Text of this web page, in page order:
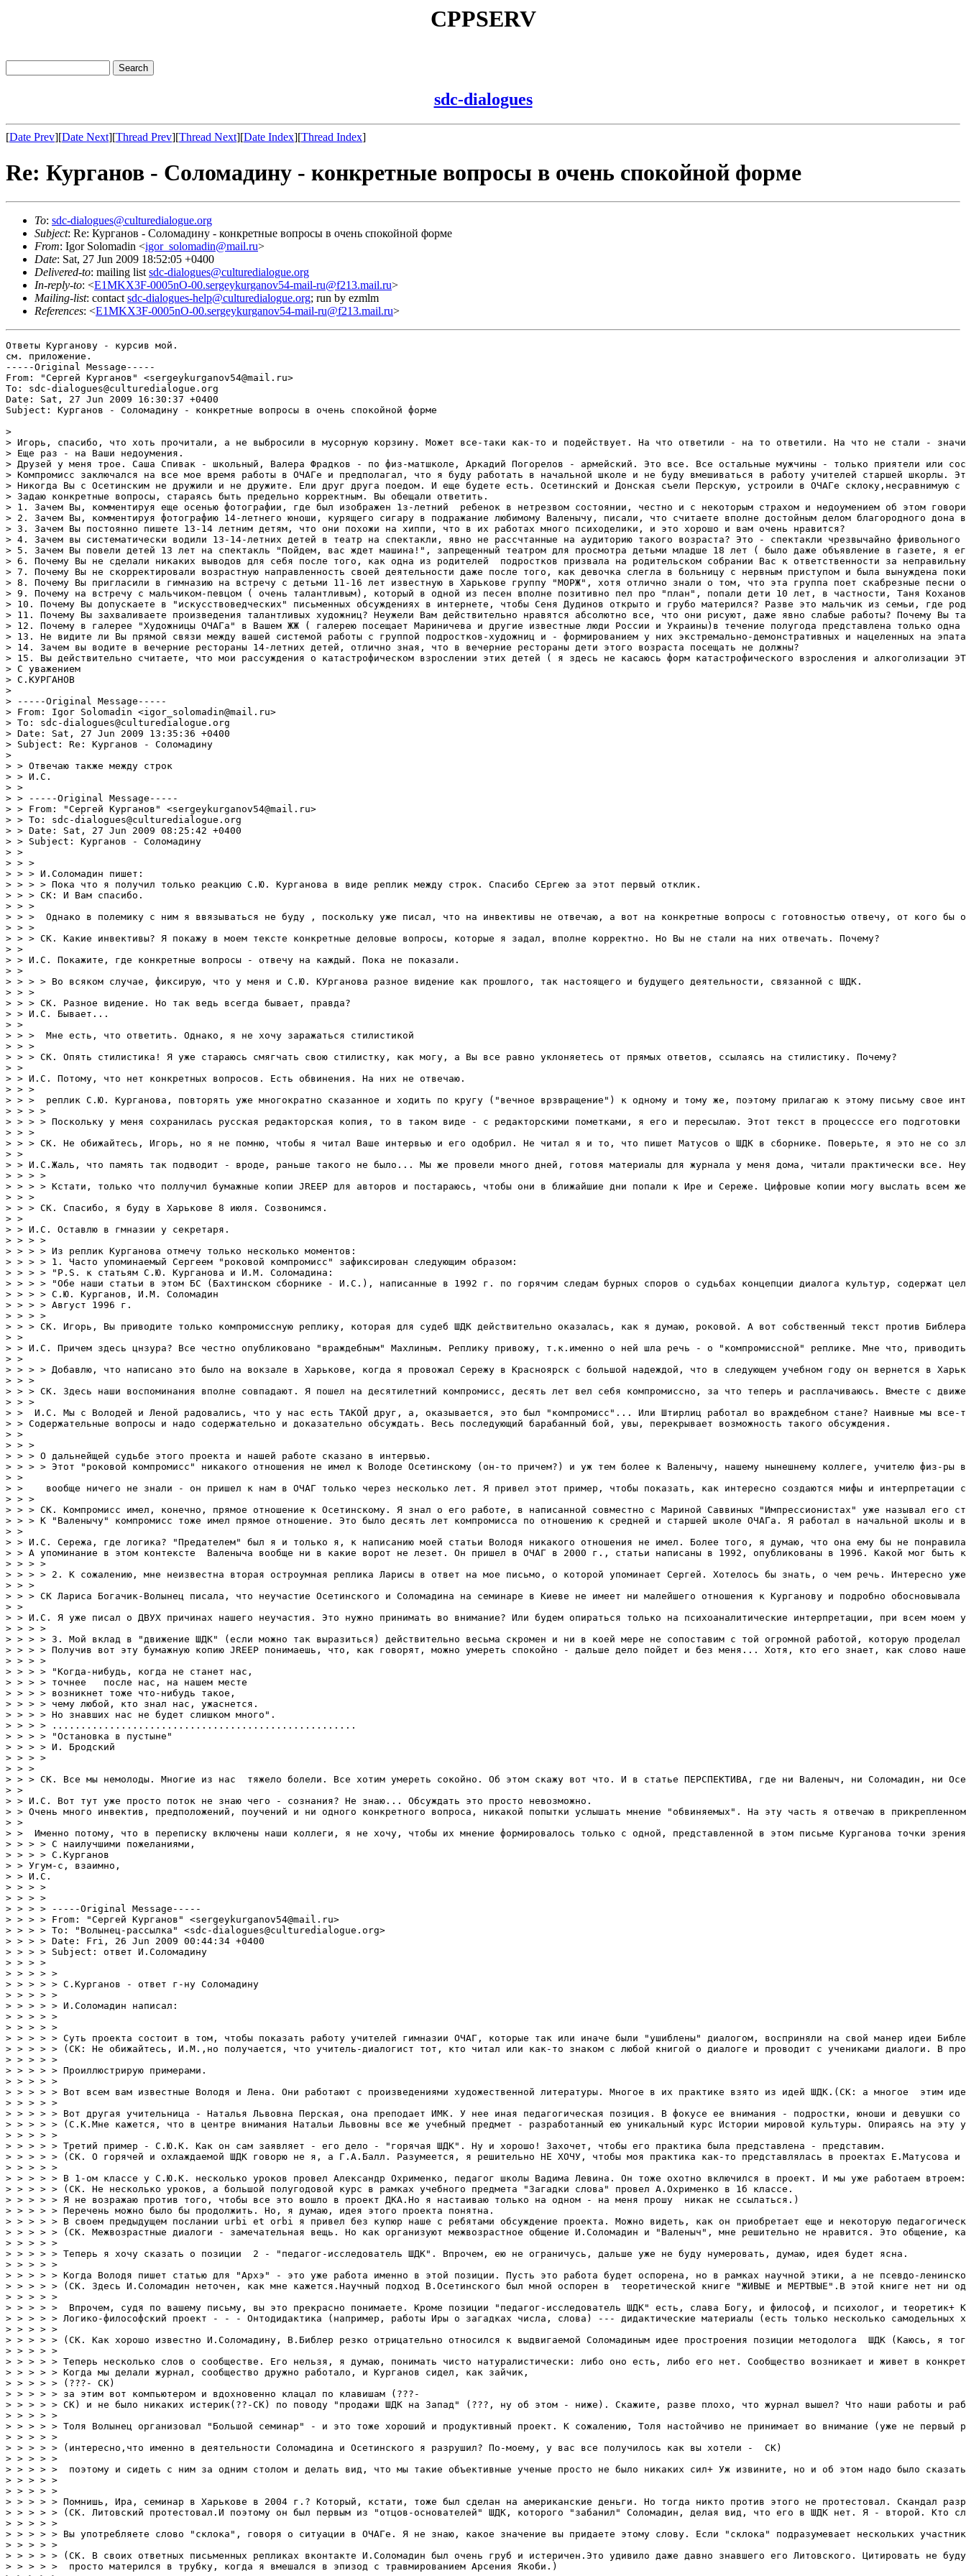
CPPSERV
sdc-dialogues
[Date Prev][Date Next][Thread Prev][Thread Next][Date Index][Thread Index]
Re: Курганов - Соломадину - конкретные вопросы в очень спокойной форме
To: sdc-dialogues@culturedialogue.org
Subject: Re: Курганов - Соломадину - конкретные вопросы в очень спокойной форме
From: Igor Solomadin <igor_solomadin@mail.ru>
Date: Sat, 27 Jun 2009 18:52:05 +0400
Delivered-to: mailing list sdc-dialogues@culturedialogue.org
In-reply-to: <E1MKX3F-0005nO-00.sergeykurganov54-mail-ru@f213.mail.ru>
Mailing-list: contact sdc-dialogues-help@culturedialogue.org; run by ezmlm
References: <E1MKX3F-0005nO-00.sergeykurganov54-mail-ru@f213.mail.ru>
Ответы Курганову - курсив мой. 
см. приложение. 
-----Original Message-----
From: "Сергей Курганов" <sergeykurganov54@mail.ru>
To: sdc-dialogues@culturedialogue.org
Date: Sat, 27 Jun 2009 16:30:37 +0400
Subject: Курганов - Соломадину - конкретные вопросы в очень спокойной форме

> 
> Игорь, спасибо, что хоть прочитали, а не выбросили в мусорную корзину. Может все-таки как-то и подействует. На что ответили - на то ответили. На что не стали - значит, не случилось.
> Еще раз - на Ваши недоумения.
> Друзей у меня трое. Саша Спивак - школьный, Валера Фрадков - по физ-матшколе, Аркадий Погорелов - армейский. Это все. Все остальные мужчины - только приятели или сослуживцы. Я никогда не привыкну к слову "друг" как к разменной монете. Я воспитан на "Трех товарищах" Ремарка. На какую дружбу Вы могли рассчитывать после предательства Библера?
> Компромисс заключался на все мое время работы в ОЧАГе и предполагал, что я буду работать в начальной школе и не буду вмешиваться в работу учителей старшей шкорлы. Это распространялась и на Донскую, и на Вас, и на Осетинского. Пришел в старшую школу Валеныч - стало распространяться на Валеныча, хотя многие  его педагогические манеры и раздражали - но компромисс есть компромисс.
> Никогда Вы с Осетинским не дружили и не дружите. Ели друг друга поедом. И еще будете есть. Осетинский и Донская съели Перскую, устроили в ОЧАГе склоку,несравнимую с нынешней по масштабу ( мы все больше  скандалим, слава Богу,в электронном режиме, в гимназии - практически никогда,  Осетинский и на совещаниях Перскую поливал будь здоров, сам слышал) разрушили диалогическоен сообщество, разделили лабораторию на "ЛУВР" и "ЭРМИТАЖ". Осетинский оскорблял Перскую на совещаниях при Медреше ( цитировать не буду, хотя фразу классическую запомнил.) Осетинский к Вам относился и относится с пренебрежением, примерно как Шер Хан к Табаки ( если еще помните Киплинга). Это отлично видно в его беспрецедентном по резкости анализе Вашей работы в гимназии ( очень неплохой и интересной) в его заметках в ЖЖ летом 2008 года. Эту работу он ни в грош не ставил и добился-таки своего -из урочной формы Вы ушли в ТВО, то есть за пределы уроков, за пределы построения старшей ШКОЛЫ, за пределы предметности.Теперь Вас с ним объединяет страх, что о Вашей педагогической деятельности кто-то, рискуя всем, рискуя даже  потерять второклассников ( вы оба мстительны, жестоки и, как я увидел, склонны к доносительству)систематически говорит ПРАВДУ.  Так как он, проработавший в школе тридцать лет, эту правду видит. Говорит не для того, чтобы прославиться или утвердиться, а потому что за детей страшно, горько и обидно. Вы добились ( не без моей методической помощи), что дети - ручные, полностью в вашей духовной власти, вас обожают, за вас горло перегрызут ( "Заклюем!"). Это и опасно. Есть надежда, чо систематическое проговаривание правды человеком, который кое-что понимает в педагогической экспертизе деятельности  инновационных преподавателей ( много лет работы экспертом министерства образования России по экспериментальным инновационным площадкам), так или иначе сделает вас всех осторожнее. И - делает. И пока я могу, как зайчик, бить в барабанчик этих дурацких клавиш, я буду это делать, стараясь говорить максимально точно, максимально правдиво. Меня за это будут травить ( в том числе и воспитанные вами дети с вашей подачи - так уже было и еще будет), может, попробуют увольнять ( всякие педсоветы, профсоюзные собрания, коллективные письма о невозможности работать в коллективе с таким человеком и пр. - все это я уже проходил, а вы еще не испробовали). Вас поддерживает ( как Вы говорите) администрация школы, диалогическое сообщество, сам мэтр Ахутин, сама мэтресса Берлянд, заокеанская профессура. Вы сильны, успешны и у власти. Я совершенно один, ни на кого не ссылаюсь, никаких детей и взрослых в борьбу не вовлекаю. Но в этом моя сила. Потому что человеку, владеющему правдой и речью, никакая партия, никакая поддерживающая стая не нужна. В этом, кстати, я очень сильно отличаюсь от Ленина - никогда к партийному строительству склонен не был.
> Задаю конкретные вопросы, стараясь быть предельно корректным. Вы обещали ответить.
> 1. Зачем Вы, комментируя еще осенью фотографии, где был изображен 1з-летний  ребенок в нетрезвом состоянии, честно и с некоторым страхом и недоумением об этом говоривший, писали "Это не страшно, можно выпить, я тоже в 13 лет держал бутылочку паццталом?
> 2. Зачем Вы, комментируя фотографию 14-летнего юноши, курящего сигару в подражание любимому Валенычу, писали, что считаете вполне достойным делом благородного дона выкурить сигарку после ужина?
> 3. Зачем Вы постоянно пишете 13-14 летним детям, что они похожи на хиппи, что в их работах много психоделики, и это хорошо и вам очень нравится?
> 4. Зачем вы систематически водили 13-14-летних детей в театр на спектакли, явно не рассчтанные на аудиторию такого возраста? Это - спектакли чрезвычайно фривольного содержания и уж никак не адресованные подросткам.
> 5. Зачем Вы повели детей 13 лет на спектакль "Пойдем, вас ждет машина!", запрещенный театром для просмотра детьми младше 18 лет ( было даже объявление в газете, я его сохранил, это же объявление я повесил и в гимназии), если знали, что в спектакле есть очень жестокие сцены сексуального характера и суицидального характера? 
> 6. Почему Вы не сделали никаких выводов для себя после того, как одна из родителей  подростков призвала на родительском собрании Вас к ответственности за неправильную возрастную адресованность Вашей культурно-педагогической внеклассной деятельности?
> 7. Почему Вы не скорректировали возрастную направленность своей деятельности даже после того, как девочка слегла в больницу с нервным приступом и была вынуждена покинуть гимназию?
> 8. Почему Вы пригласили в гимназию на встречу с детьми 11-16 лет известную в Харькове группу "МОРЖ", хотя отлично знали о том, что эта группа поет скабрезные песни остро сексуального содержания, явно не рассчитанные на детские уши?
> 9. Почему на встречу с мальчиком-певцом ( очень талантливым), который в одной из песен вполне позитивно пел про "план", попали дети 10 лет, в частности, Таня Кохановская, которая задавала неудоменные вопросы?
> 10. Почему Вы допускаете в "искусствоведческих" письменных обсуждениях в интернете, чтобы Сеня Дудинов открыто и грубо матерился? Разве это мальчик из семьи, где родители матерятся? Вряд ли. Не является ли хорошо известное всей гимназии вызывающее и грубое поведение Сени Дудинова сформированным отчасти и вседозволенностью, царящей в ТВО?
> 11. Почему Вы захваливаете произведения талантливых художниц? Неужели Вам действительно нравятся абсолютно все, что они рисуют, даже явно слабые работы? Почему Вы так делаете? У Вас есть какие-то неизвестные мне причины?
> 12. Почему в галерее "Художницы ОЧАГа" в Вашем ЖЖ ( галерею посещает Мариничева и другие известные люди России и Украины)в течение полугода представлена только одна художница? Это сознательный фаворитизм или у Вас есть другие причины? Почему в одной из картин до сих пор не исправлена грубая орфографичекая ошибка?
> 13. Не видите ли Вы прямой связи между вашей системой работы с группой подростков-художниц и - формированием у них экстремально-демонстративных и нацеленных на эпатаж взрослого опасных для жизни форм поведения ( в частности, проведение вечеринок на крыше высотного дома с балансированием над городом с риском для жизни и фотографированием этих проб)?
> 14. Зачем вы водите в вечерние рестораны 14-летних детей, отлично зная, что в вечерние рестораны дети этого возраста посещать не должны?
> 15. Вы действительно считаете, что мои рассуждения о катастрофическом взрослении этих детей ( я здесь не касаюсь форм катастрофического взросления и алкоголизации ЭТОЙ ЖЕ группы подростков в походах Валеныча - Вы в них не ходите) - чистый вздор, ревнивые поклепы выжившего из ума преподавателя? Вы действтельно не видите -  в качестве реальной  - ни одной проблемы, которые я поднимаю? Вы думаете, что все ( в этом плане) делаете правильно, но только я мешаю вам своей  злобной и необъективной критикой?
> С уважением
> С.КУРГАНОВ
> 
> -----Original Message-----
> From: Igor Solomadin <igor_solomadin@mail.ru>
> To: sdc-dialogues@culturedialogue.org
> Date: Sat, 27 Jun 2009 13:35:36 +0400
> Subject: Re: Курганов - Соломадину
> 
> > Отвечаю также между строк
> > И.С.
> > 
> > -----Original Message-----
> > From: "Сергей Курганов" <sergeykurganov54@mail.ru>
> > To: sdc-dialogues@culturedialogue.org
> > Date: Sat, 27 Jun 2009 08:25:42 +0400
> > Subject: Курганов - Соломадину
> > 
> > > 
> > > И.Соломадин пишет:
> > > > Пока что я получил только реакцию С.Ю. Курганова в виде реплик между строк. Спасибо СЕргею за этот первый отклик.
> > > СК: И Вам спасибо.
> > > 
> > >  Однако в полемику с ним я ввязываться не буду , поскольку уже писал, что на инвективы не отвечаю, а вот на конкретные вопросы с готовностью отвечу, от кого бы они ни исходили.
> > > 
> > > СК. Какие инвективы? Я покажу в моем тексте конкретные деловые вопросы, которые я задал, вполне корректно. Но Вы не стали на них отвечать. Почему?
> > 
> > И.С. Покажите, где конкретные вопросы - отвечу на каждый. Пока не показали.
> > 
> > > > Во всяком случае, фиксирую, что у меня и С.Ю. КУрганова разное видение как прошлого, так настоящего и будущего деятельности, связанной с ШДК.
> > > 
> > > СК. Разное видение. Но так ведь всегда бывает, правда? 
> > И.С. Бывает...
> > 
> > >  Мне есть, что ответить. Однако, я не хочу заражаться стилистикой
> > > 
> > > СК. Опять стилистика! Я уже стараюсь смягчать свою стилистку, как могу, а Вы все равно уклоняетесь от прямых ответов, ссылаясь на стилистику. Почему?
> > 
> > И.С. Потому, что нет конкретных вопросов. Есть обвинения. На них не отвечаю. 
> > > 
> > >  реплик С.Ю. Курганова, повторять уже многократно сказанное и ходить по кругу ("вечное врзвращение") к одному и тому же, поэтому прилагаю к этому письму свое интервью, которое опубликовано в JREEP,vol. 47, No.2, March - April, pp. 87 - 94. 
> > > > 
> > > > Поскольку